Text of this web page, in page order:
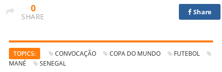
0
SHARE
Share
TOPICS: CONVOCAÇÃO COPA DO MUNDO
FUTEBOL
MANÉ
SENEGAL